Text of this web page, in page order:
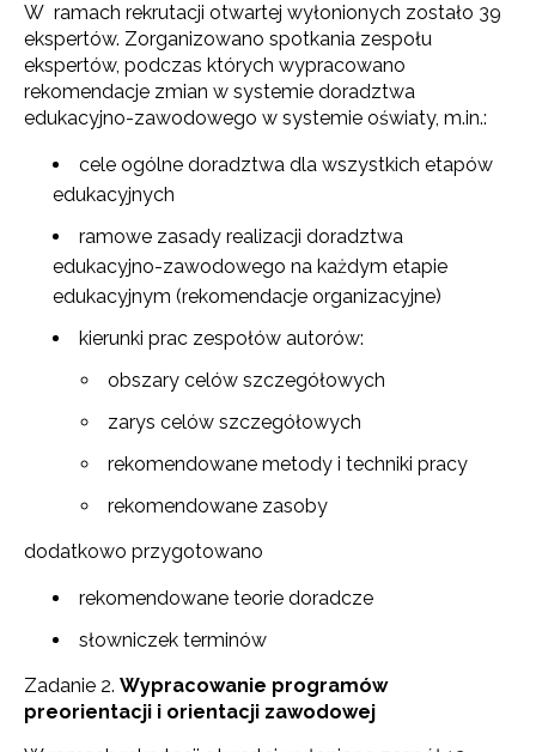
W ramach rekrutacji otwartej wyłonionych zostało 39
ekspertów. Zorganizowano spotkania zespołu
ekspertów, podczas których wypracowano
rekomendacje zmian w systemie doradztwa
edukacyjno-zawodowego w systemie oświaty, m.in.:
cele ogólne doradztwa dla wszystkich etapów
edukacyjnych
ramowe zasady realizacji doradztwa
edukacyjno-zawodowego na każdym etapie
edukacyjnym (rekomendacje organizacyjne)
kierunki prac zespołów autorów:
obszary celów szczegółowych
zarys celów szczegółowych
rekomendowane metody i techniki pracy
rekomendowane zasoby
dodatkowo przygotowano
rekomendowane teorie doradcze
słowniczek terminów
Zadanie 2. Wypracowanie programów
preorientacji i orientacji zawodowej